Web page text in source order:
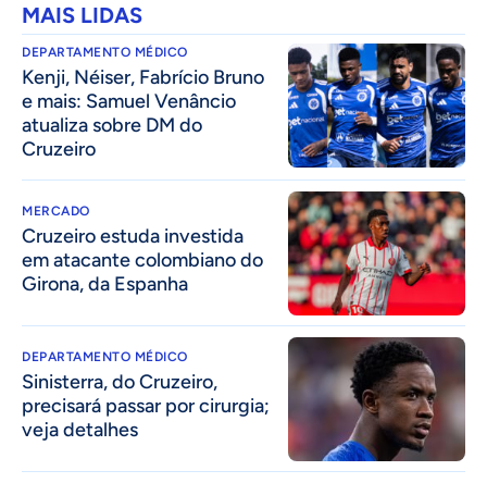
MAIS LIDAS
DEPARTAMENTO MÉDICO
Kenji, Néiser, Fabrício Bruno
e mais: Samuel Venâncio
atualiza sobre DM do
Cruzeiro
MERCADO
Cruzeiro estuda investida
em atacante colombiano do
Girona, da Espanha
DEPARTAMENTO MÉDICO
Sinisterra, do Cruzeiro,
precisará passar por cirurgia;
veja detalhes